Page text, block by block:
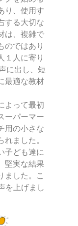
り、使用す
する大切な
は、複雑で
のではあり
１人に寄り
に出し、短
最適な教材
よって最初
ーパーマー
用の小さな
ました。
子ども達に
堅実な結果
ました。こ
を上げまし